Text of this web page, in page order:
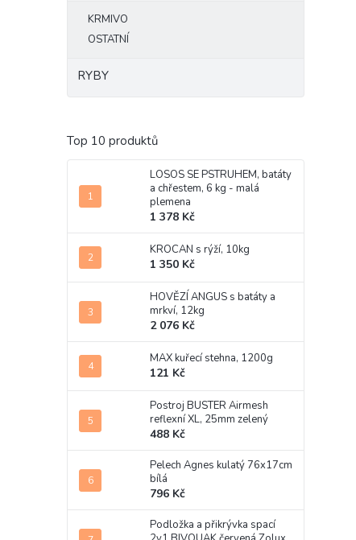
KRMIVO
OSTATNÍ
RYBY
Top 10 produktů
LOSOS SE PSTRUHEM, batáty
a chřestem, 6 kg - malá
plemena
1 378 Kč
KROCAN s rýží, 10kg
1 350 Kč
HOVĚZÍ ANGUS s batáty a
mrkví, 12kg
2 076 Kč
MAX kuřecí stehna, 1200g
121 Kč
Postroj BUSTER Airmesh
reflexní XL, 25mm zelený
488 Kč
Pelech Agnes kulatý 76x17cm
bílá
796 Kč
Podložka a přikrývka spací